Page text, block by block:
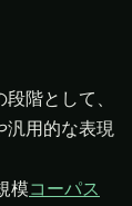
階として、
汎用的な表現
模コーパス